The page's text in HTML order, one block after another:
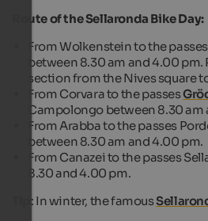
Route of the Sellaronda Bike Day:
From Wolkenstein to the
between 8.30 am and 4.00
section from the Nives square
From Corvara to the passes
Campolongo between 8.30 am
From Arabba to the passes
between 8.30 am and 4.00 pm.
From Canazei to the passes
8.30 and 4.00 pm.
: In winter, the famous